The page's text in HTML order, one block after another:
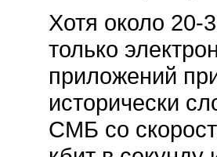
Хотя около 20-
только
приложений
исторически
СМБ со